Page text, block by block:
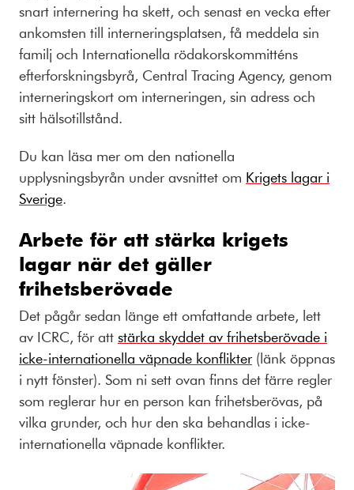
snart internering ha skett, och senast en vecka efter
ankomsten till interneringsplatsen, få meddela sin
familj och Internationella rödakorskommitténs
efterforskningsbyrå, Central Tracing Agency, genom
interneringskort om interneringen, sin adress och
sitt hälsotillstånd.
Du kan läsa mer om den nationella
upplysningsbyrån under avsnittet om Krigets lagar i
Sverige.
Arbete för att stärka krigets
lagar när det gäller
frihetsberövade
Det pågår sedan länge ett omfattande arbete, lett
av ICRC, för att stärka skyddet av frihetsberövade i
icke-internationella väpnade konflikter (länk öppnas
i nytt fönster). Som ni sett ovan finns det färre regler
som reglerar hur en person kan frihetsberövas, på
vilka grunder, och hur den ska behandlas i icke-
internationella väpnade konflikter.